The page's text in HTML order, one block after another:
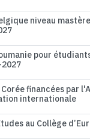
niveau
pour
financées par
internationale
au Collège